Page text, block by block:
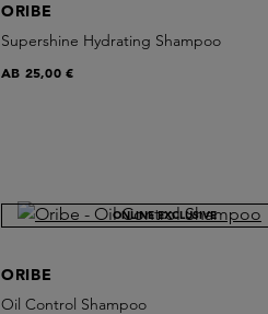
ORIBE
Supershine Hydrating Shampoo
AB 25,00 €
ONLINE EXCLUSIVE
ORIBE
Oil Control Shampoo